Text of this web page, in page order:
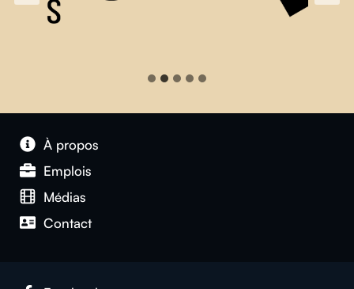
À propos
Emplois
Médias
Contact